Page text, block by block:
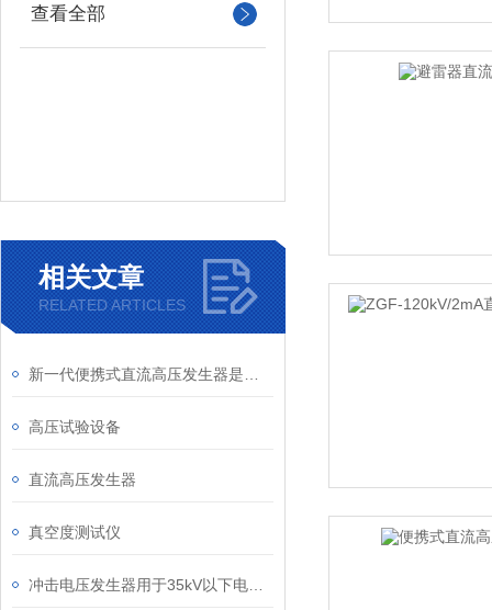
查看全部
相关文章
RELATED ARTICLES
高压试验设备
直流高压发生器
真空度测试仪